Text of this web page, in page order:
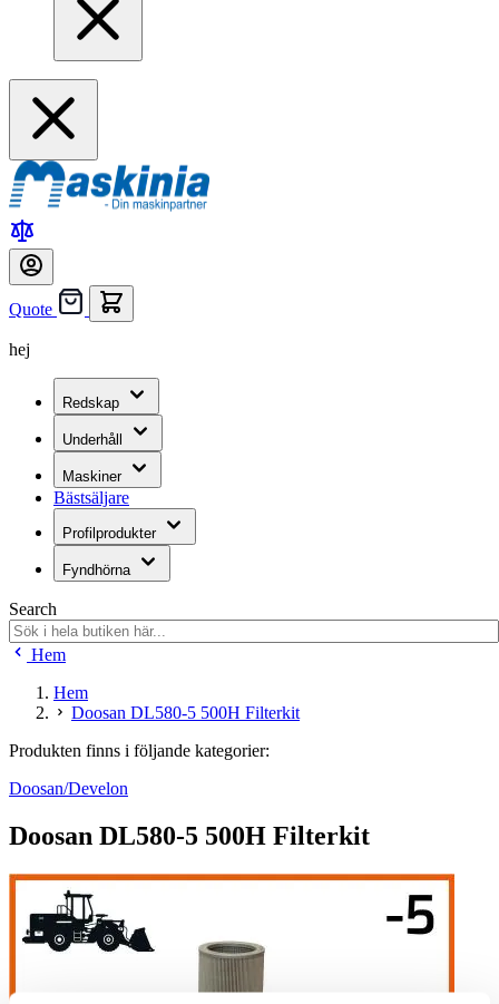
Quote
hej
Redskap
Underhåll
Maskiner
Bästsäljare
Profilprodukter
Fyndhörna
Search
Hem
Hem
Doosan DL580-5 500H Filterkit
Produkten finns i följande kategorier:
Doosan/Develon
Doosan DL580-5 500H Filterkit